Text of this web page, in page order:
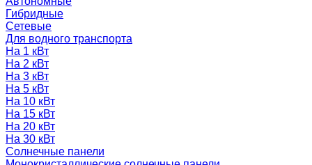
Гибридные
Сетевые
Для водного транспорта
На 1 кВт
На 2 кВт
На 3 кВт
На 5 кВт
На 10 кВт
На 15 кВт
На 20 кВт
На 30 кВт
Солнечные панели